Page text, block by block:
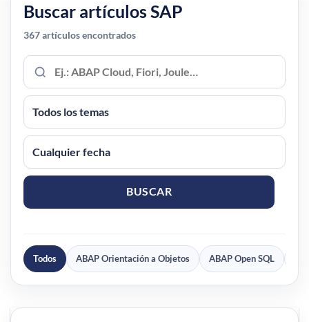
Buscar artículos SAP
367 artículos encontrados
Buscar
por
palabras
Tema
Fecha
publicación
BUSCAR
Todos ABAP Orientación a Objetos ABAP Open SQL